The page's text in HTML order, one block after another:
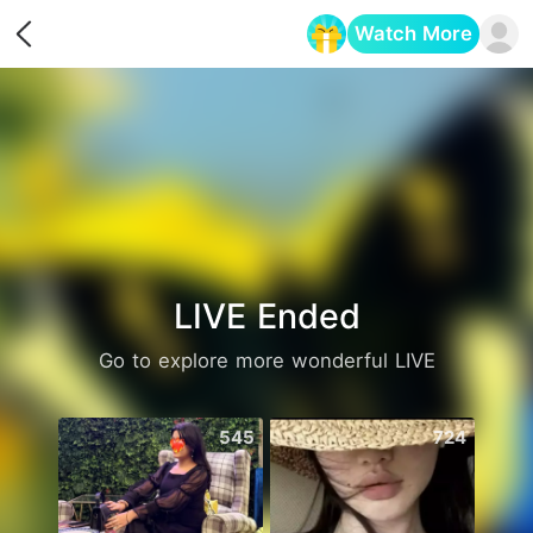
Watch More
LIVE Ended
Go to explore more wonderful LIVE
545 724